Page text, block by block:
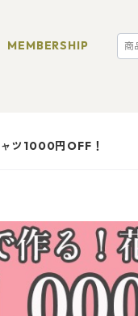
MEMBERSHIP
ツ1000円OFF！